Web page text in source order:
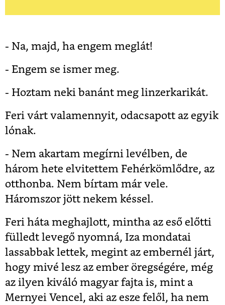
- Na, majd, ha engem meglát!
- Engem se ismer meg.
- Hoztam neki banánt meg linzerkarikát.
Feri várt valamennyit, odacsapott az egyik
lónak.
- Nem akartam megírni levélben, de
három hete elvitettem Fehérkömlődre, az
otthonba. Nem bírtam már vele.
Háromszor jött nekem késsel.
Feri háta meghajlott, mintha az eső előtti
fülledt levegő nyomná, Iza mondatai
lassabbak lettek, megint az embernél járt,
hogy mivé lesz az ember öregségére, még
az ilyen kiváló magyar fajta is, mint a
Mernyei Vencel, aki az esze felől, ha nem